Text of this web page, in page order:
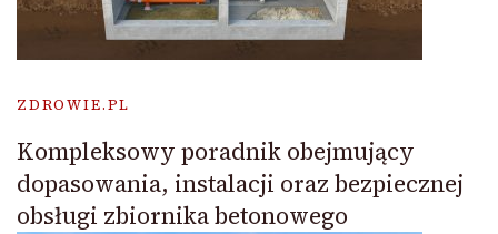
ZDROWIE.PL
Kompleksowy poradnik obejmujący
dopasowania, instalacji oraz bezpiecznej
obsługi zbiornika betonowego